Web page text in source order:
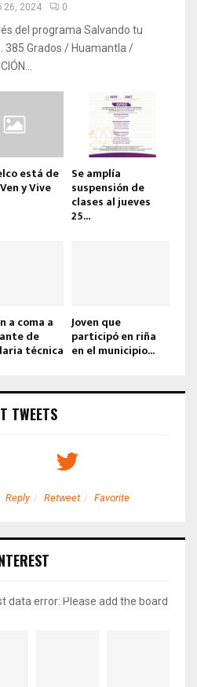
26, 2024 0
del programa Salvando tu
385 Grados / Huamantla /
está de
y Vive
Se amplía
suspensión de
clases al jueves
25...
a coma a
de
técnica
Joven que
participó en riña
en el municipio...
TWEETS
Reply Retweet Favorite
data error: Please add the board